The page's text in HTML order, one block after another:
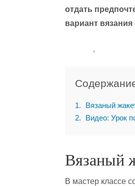
отдать
вариант
1
Вязаный
2
Видео: Урок
Вязаный
В мастер классе